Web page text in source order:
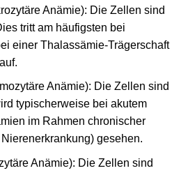
Anämie): Die Zellen sind
tritt am häufigsten bei
einer Thalassämie-Trägerschaft
Anämie): Die Zellen sind
typischerweise bei akutem
im Rahmen chronischer
gesehen.
Anämie): Die Zellen sind